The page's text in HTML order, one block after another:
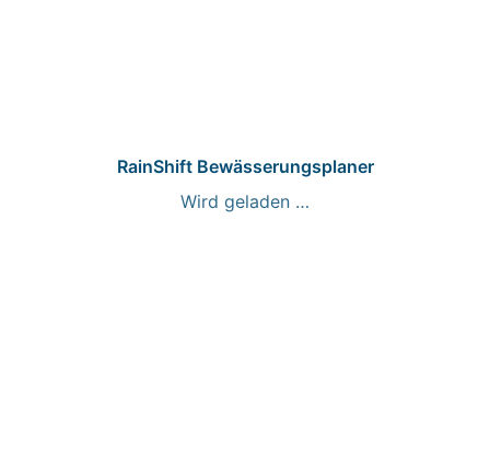
RainShift Bewässerungsplaner
Wird geladen …